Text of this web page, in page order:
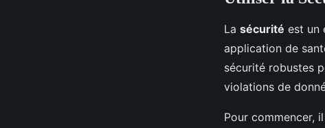
La sécurité est un
application de
sécurité robustes
violations de
Pour commencer,